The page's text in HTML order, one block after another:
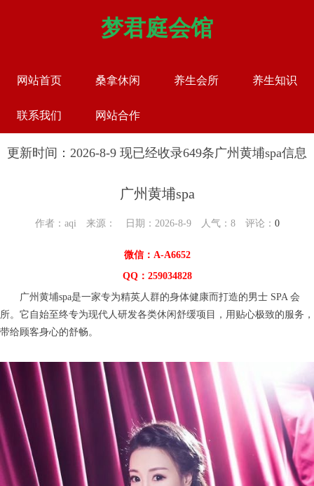
梦君庭会馆
网站首页 桑拿休闲 养生会所 养生知识
联系我们 网站合作
更新时间：2026-8-9 现已经收录649条广州黄埔spa信息
广州黄埔spa
作者：aqi 来源： 日期：2026-8-9 人气： 8评论： 0
微信：A-A6652
QQ：259034828
广州黄埔spa是一家专为精英人群的身体健康而打造的男士 SPA 会
所。它自始至终专为现代人研发各类休闲舒缓项目，用贴心极致的服务，
带给顾客身心的舒畅。